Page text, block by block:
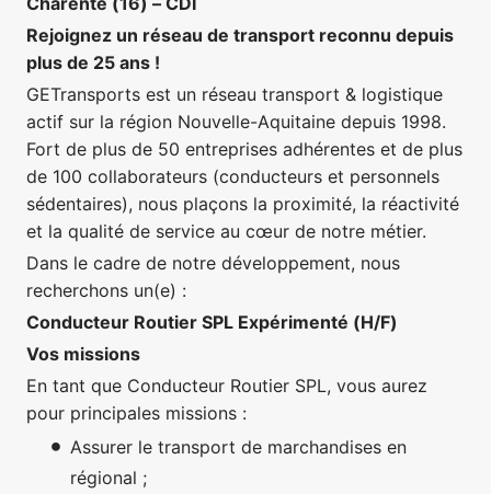
Rejoignez un réseau de transport reconnu depuis
plus de 25 ans !
GETransports est un réseau transport & logistique
actif sur la région Nouvelle-Aquitaine depuis 1998.
Fort de plus de 50 entreprises adhérentes et de plus
de 100 collaborateurs (conducteurs et personnels
sédentaires), nous plaçons la proximité, la réactivité
et la qualité de service au cœur de notre métier.
Dans le cadre de notre développement, nous
recherchons un(e) :
Conducteur Routier SPL Expérimenté (H/F)
Vos missions
En tant que Conducteur Routier SPL, vous aurez
pour principales missions :
Assurer le transport de marchandises en
régional ;